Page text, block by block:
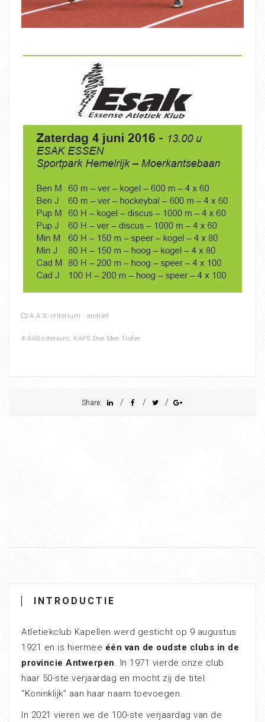
A.A.S.-criterium - archief
# AAS-citerium, KAPE Doe Mee Trofee
Share: / / /
INTRODUCTIE
Atletiekclub Kapellen werd gesticht op 9 augustus
1921 en is hiermee één van de oudste clubs in de
provincie Antwerpen. In 1971 vierde onze club
haar 50-ste verjaardag en mocht zij de titel
“Koninklijk” aan haar naam toevoegen.
In 2021 vieren we de 100-ste verjaardag van de